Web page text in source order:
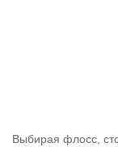
Выбирая флосс,